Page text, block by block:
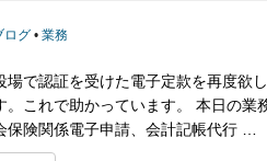
ログ • 業務
場で認証を受けた電子定款を再度欲
。これで助かっています。 本日の
保険関係電子申請、会計記帳代行 …